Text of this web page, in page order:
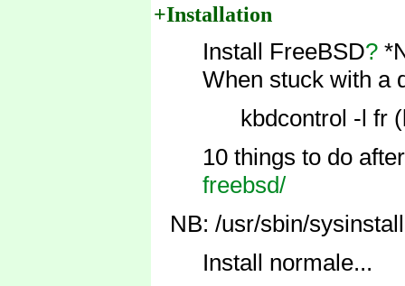
+Installation
Install FreeBSD?
When stuck with a
kbdcontrol -l fr
10 things to do
freebsd/
NB: /usr/sbin/
Install normale...